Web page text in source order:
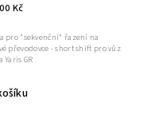
Kč
pro "sekvenční" řazení na
převodovce - short shift pro vůz
Yaris GR